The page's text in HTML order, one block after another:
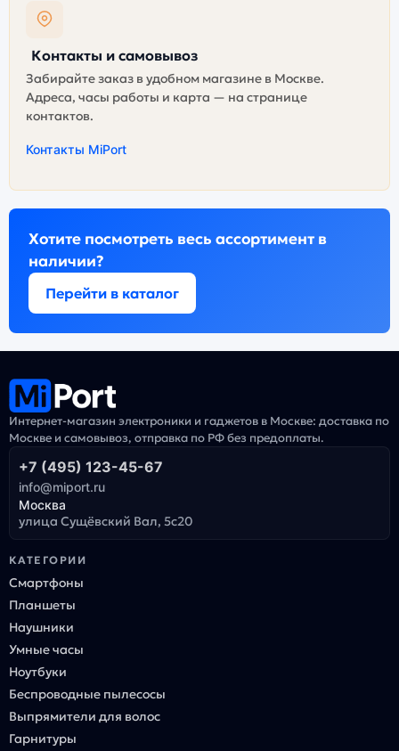
Контакты и самовывоз
Забирайте заказ в удобном магазине в Москве.
Адреса, часы работы и карта — на странице
контактов.
Контакты MiPort
Хотите посмотреть весь ассортимент в
наличии?
Перейти в каталог
Интернет-магазин электроники и гаджетов в Москве: доставка по
Москве и самовывоз, отправка по РФ без предоплаты.
+7 (495) 123-45-67
info@miport.ru
Москва
улица Сущёвский Вал, 5с20
КАТЕГОРИИ
Смартфоны
Планшеты
Наушники
Умные часы
Ноутбуки
Беспроводные пылесосы
Выпрямители для волос
Гарнитуры